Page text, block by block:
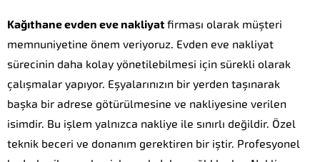
Kağıthane evden eve nakliyat firması olarak müşteri
memnuniyetine önem veriyoruz. Evden eve nakliyat
sürecinin daha kolay yönetilebilmesi için sürekli olarak
çalışmalar yapıyor. Eşyalarınızın bir yerden taşınarak
başka bir adrese götürülmesine ve nakliyesine verilen
isimdir. Bu işlem yalnızca nakliye ile sınırlı değildir. Özel
teknik beceri ve donanım gerektiren bir iştir. Profesyonel